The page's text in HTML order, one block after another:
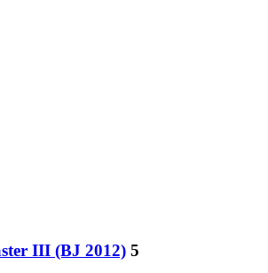
III (BJ 2012) 5